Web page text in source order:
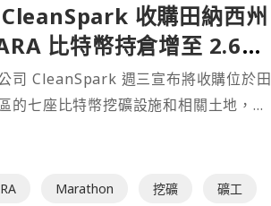
收購田納西州
比特幣持倉增至 2.62
司 CleanSpark 週三宣布將收購位於田
的七座比特幣挖礦設施和相關土地，現
美元。該公司預計在 9 月 25 日前完成
Marathon 挖礦 礦工